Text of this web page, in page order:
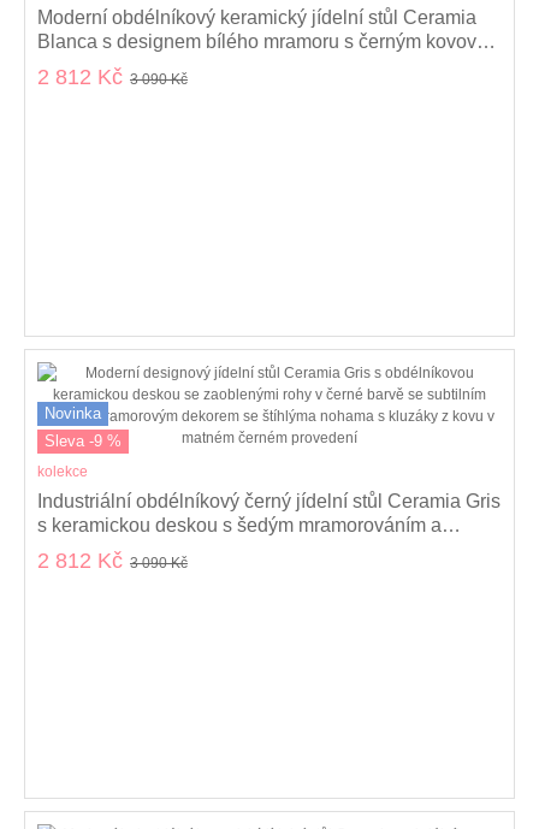
Moderní obdélníkový keramický jídelní stůl Ceramia
Blanca s designem bílého mramoru s černým kovovým
nohama 120 cm
2 812 Kč 3 090 Kč
Novinka
Sleva -9 %
kolekce
Industriální obdélníkový černý jídelní stůl Ceramia Gris
s keramickou deskou s šedým mramorováním a
kovovými nohami 120 cm
2 812 Kč 3 090 Kč